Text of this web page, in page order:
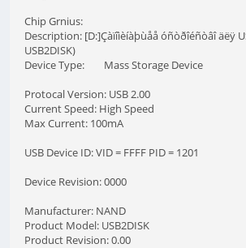
Chip Grnius:
Description: [D:]Çàïîìèíàþùåå óñòðîéñòâî äëÿ
USB2DISK)
Device Type: Mass Storage Device
Protocal Version: USB 2.00
Current Speed: High Speed
Max Current: 100mA
USB Device ID: VID = FFFF PID = 1201
Device Revision: 0000
Manufacturer: NAND
Product Model: USB2DISK
Product Revision: 0.00